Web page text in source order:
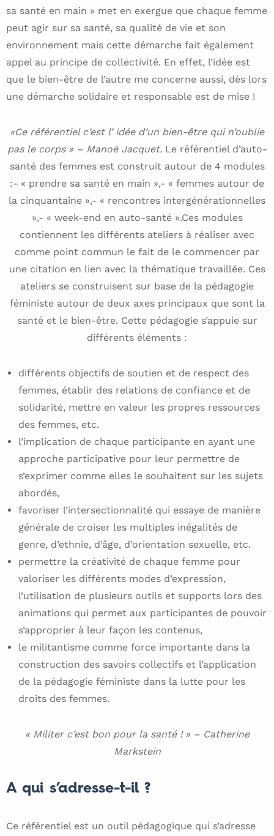
sa santé en main » met en exergue que chaque femme
peut agir sur sa santé, sa qualité de vie et son
environnement mais cette démarche fait également
appel au principe de collectivité. En effet, l’idée est
que le bien-être de l’autre me concerne aussi, dès lors
une démarche solidaire et responsable est de mise !
«Ce référentiel c’est l’ idée d’un bien-être qui n’oublie
pas le corps » – Manoë Jacquet. Le référentiel d’auto-
santé des femmes est construit autour de 4 modules
:- « prendre sa santé en main »,- « femmes autour de
la cinquantaine »,- « rencontres intergénérationnelles
»,- « week-end en auto-santé ».Ces modules
contiennent les différents ateliers à réaliser avec
comme point commun le fait de le commencer par
une citation en lien avec la thématique travaillée. Ces
ateliers se construisent sur base de la pédagogie
féministe autour de deux axes principaux que sont la
santé et le bien-être. Cette pédagogie s’appuie sur
différents éléments :
différents objectifs de soutien et de respect des
femmes, établir des relations de confiance et de
solidarité, mettre en valeur les propres ressources
des femmes, etc.
l’implication de chaque participante en ayant une
approche participative pour leur permettre de
s’exprimer comme elles le souhaitent sur les sujets
abordés,
favoriser l’intersectionnalité qui essaye de manière
générale de croiser les multiples inégalités de
genre, d’ethnie, d’âge, d’orientation sexuelle, etc.
permettre la créativité de chaque femme pour
valoriser les différents modes d’expression,
l’utilisation de plusieurs outils et supports lors des
animations qui permet aux participantes de pouvoir
s’approprier à leur façon les contenus,
le militantisme comme force importante dans la
construction des savoirs collectifs et l’application
de la pédagogie féministe dans la lutte pour les
droits des femmes.
« Militer c’est bon pour la santé ! » – Catherine
Markstein
A qui s’adresse-t-il ?
Ce référentiel est un outil pédagogique qui s’adresse